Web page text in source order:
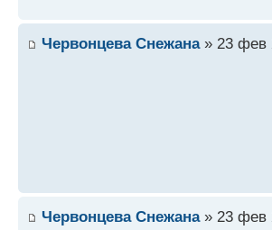
Червонцева Снежана» 23 фев
Червонцева Снежана» 23 фев